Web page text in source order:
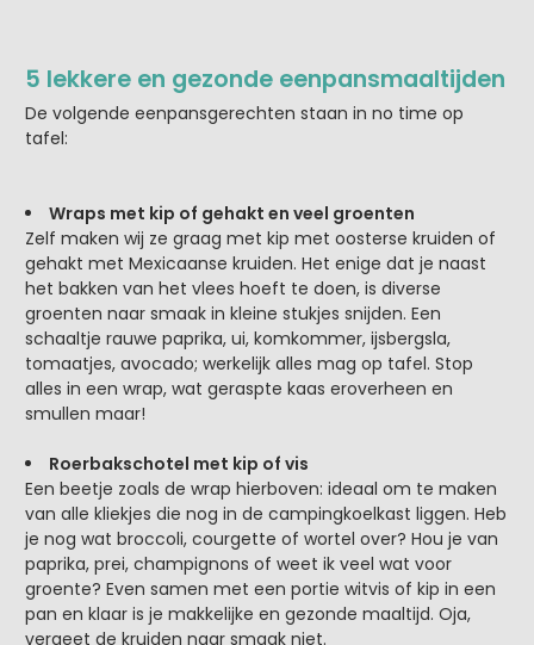
5 lekkere en gezonde eenpansmaaltijden
De volgende eenpansgerechten staan in no time op
tafel:
Wraps met kip of gehakt en veel groenten
Zelf maken wij ze graag met kip met oosterse kruiden of
gehakt met Mexicaanse kruiden. Het enige dat je naast
het bakken van het vlees hoeft te doen, is diverse
groenten naar smaak in kleine stukjes snijden. Een
schaaltje rauwe paprika, ui, komkommer, ijsbergsla,
tomaatjes, avocado; werkelijk alles mag op tafel. Stop
alles in een wrap, wat geraspte kaas eroverheen en
smullen maar!
Roerbakschotel met kip of vis
Een beetje zoals de wrap hierboven: ideaal om te maken
van alle kliekjes die nog in de campingkoelkast liggen. Heb
je nog wat broccoli, courgette of wortel over? Hou je van
paprika, prei, champignons of weet ik veel wat voor
groente? Even samen met een portie witvis of kip in een
pan en klaar is je makkelijke en gezonde maaltijd. Oja,
vergeet de kruiden naar smaak niet.